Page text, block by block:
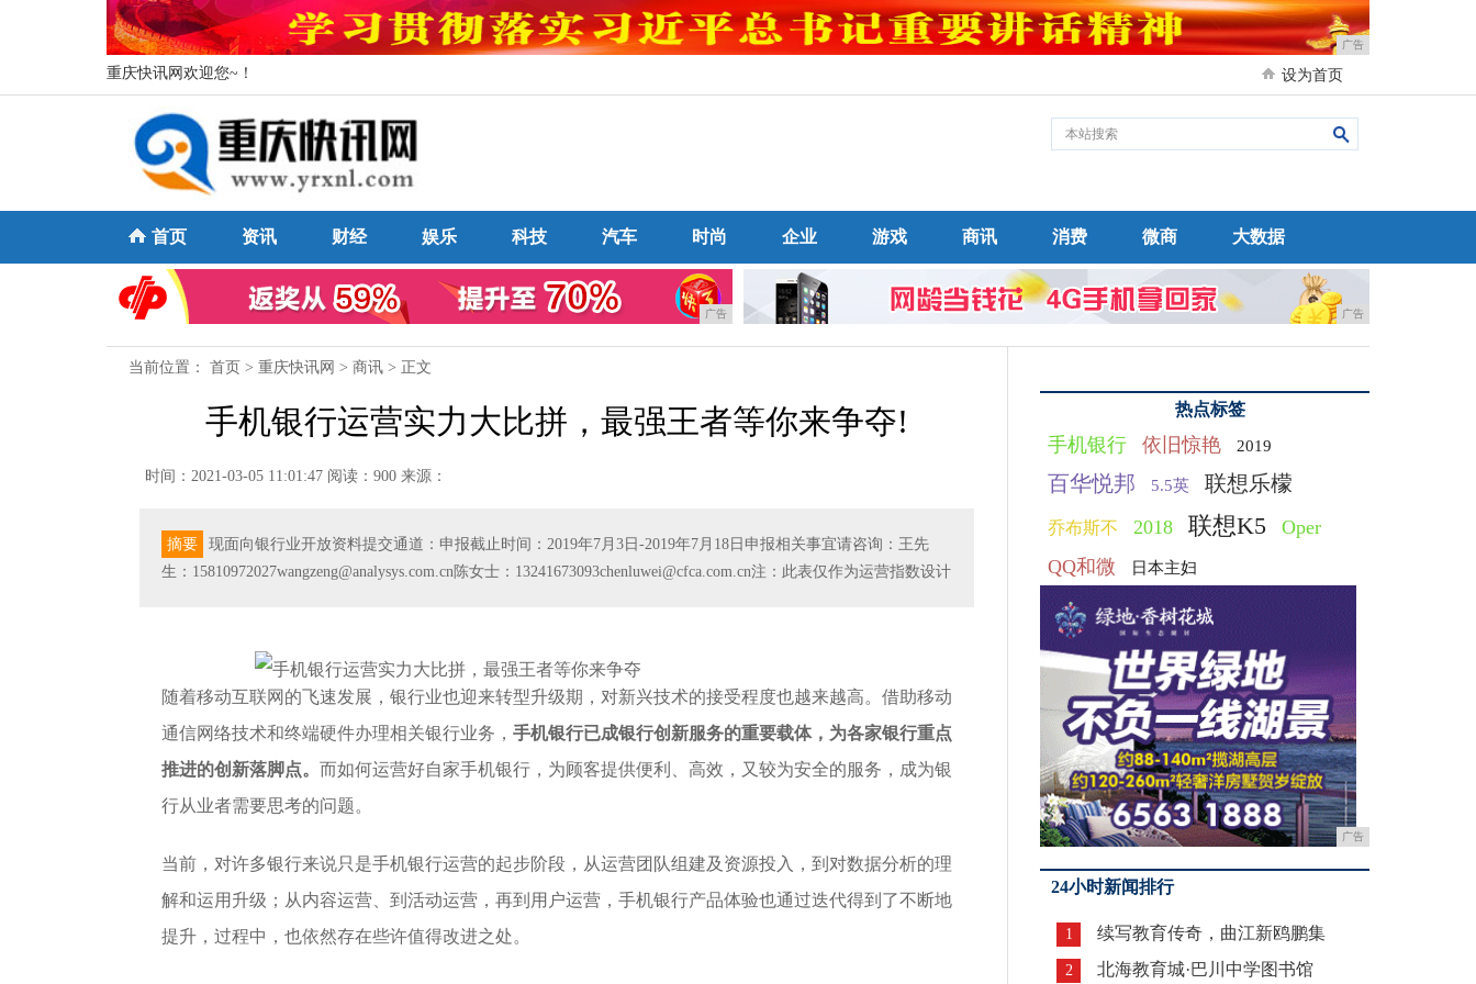
广告
重庆快讯网欢迎您~！ 设为首页
首页 资讯 财经 娱乐 科技 汽车 时尚 企业 游戏 商讯 消费 微商 大数据
广告 广告
当前位置： 首页 > 重庆快讯网 > 商讯 > 正文
手机银行运营实力大比拼，最强王者等你来争夺!
时间：2021-03-05 11:01:47 阅读：900 来源：
摘要
现面向银行业开放资料提交通道：申报截止时间：2019年7月3日-2019年7月18日申报相关事宜请咨询：王先
生：15810972027wangzeng@analysys.com.cn陈女士：13241673093chenluwei@cfca.com.cn注：此表仅作为运营指数设计
随着移动互联网的飞速发展，银行业也迎来转型升级期，对新兴技术的接受程度也越来越高。借助移动
通信网络技术和终端硬件办理相关银行业务， 手机银行已成银行创新服务的重要载体，为各家银行重点
推进的创新落脚点。 而如何运营好自家手机银行，为顾客提供便利、高效，又较为安全的服务，成为银
行从业者需要思考的问题。
当前，对许多银行来说只是手机银行运营的起步阶段，从运营团队组建及资源投入，到对数据分析的理
解和运用升级；从内容运营、到活动运营，再到用户运营，手机银行产品体验也通过迭代得到了不断地
提升，过程中，也依然存在些许值得改进之处。
热点标签
手机银行 依旧惊艳 2019
百华悦邦 5.5英 联想乐檬
乔布斯不 2018 联想K5
Oper
QQ和微
日本主妇
广告
24小时新闻排行
1 续写教育传奇，曲江新鸥鹏集
2 北海教育城·巴川中学图书馆